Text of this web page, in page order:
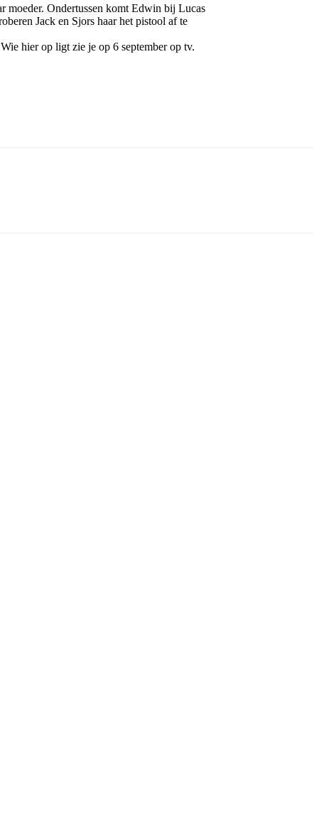
moeder. Ondertussen komt Edwin bij Lucas
Jack en Sjors haar het pistool af te
hier op ligt zie je op 6 september op tv.